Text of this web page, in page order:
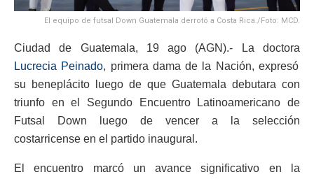
El equipo de futsal Down Guatemala derrotó a Costa Rica./Foto: MCD.
Ciudad de Guatemala, 19 ago (AGN).- La doctora
Lucrecia Peinado, primera dama de la Nación, expresó
su beneplácito luego de que Guatemala debutara con
triunfo en el Segundo Encuentro Latinoamericano de
Futsal Down luego de vencer a la selección
costarricense en el partido inaugural.
El encuentro marcó un avance significativo en la